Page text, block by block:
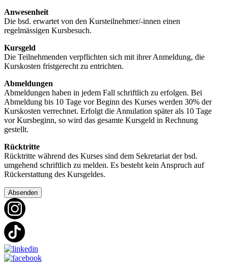
Anwesenheit
Die bsd. erwartet von den Kursteilnehmer/-innen einen
regelmässigen Kursbesuch.
Kursgeld
Die Teilnehmenden verpflichten sich mit ihrer Anmeldung, die
Kurskosten fristgerecht zu entrichten.
Abmeldungen
Abmeldungen haben in jedem Fall schriftlich zu erfolgen. Bei
Abmeldung bis 10 Tage vor Beginn des Kurses werden 30% der
Kurskosten verrechnet. Erfolgt die Annulation später als 10 Tage
vor Kursbeginn, so wird das gesamte Kursgeld in Rechnung
gestellt.
Rücktritte
Rücktritte während des Kurses sind dem Sekretariat der bsd.
umgehend schriftlich zu melden. Es besteht kein Anspruch auf
Rückerstattung des Kursgeldes.
Absenden